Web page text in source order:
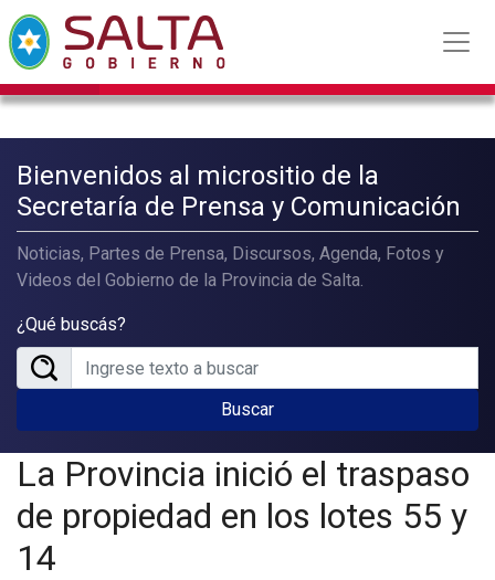
Bienvenidos al micrositio de la
Secretaría de Prensa y Comunicación
Noticias, Partes de Prensa, Discursos, Agenda, Fotos y
Videos del Gobierno de la Provincia de Salta.
¿Qué buscás?
Buscar
La Provincia inició el traspaso
de propiedad en los lotes 55 y
14